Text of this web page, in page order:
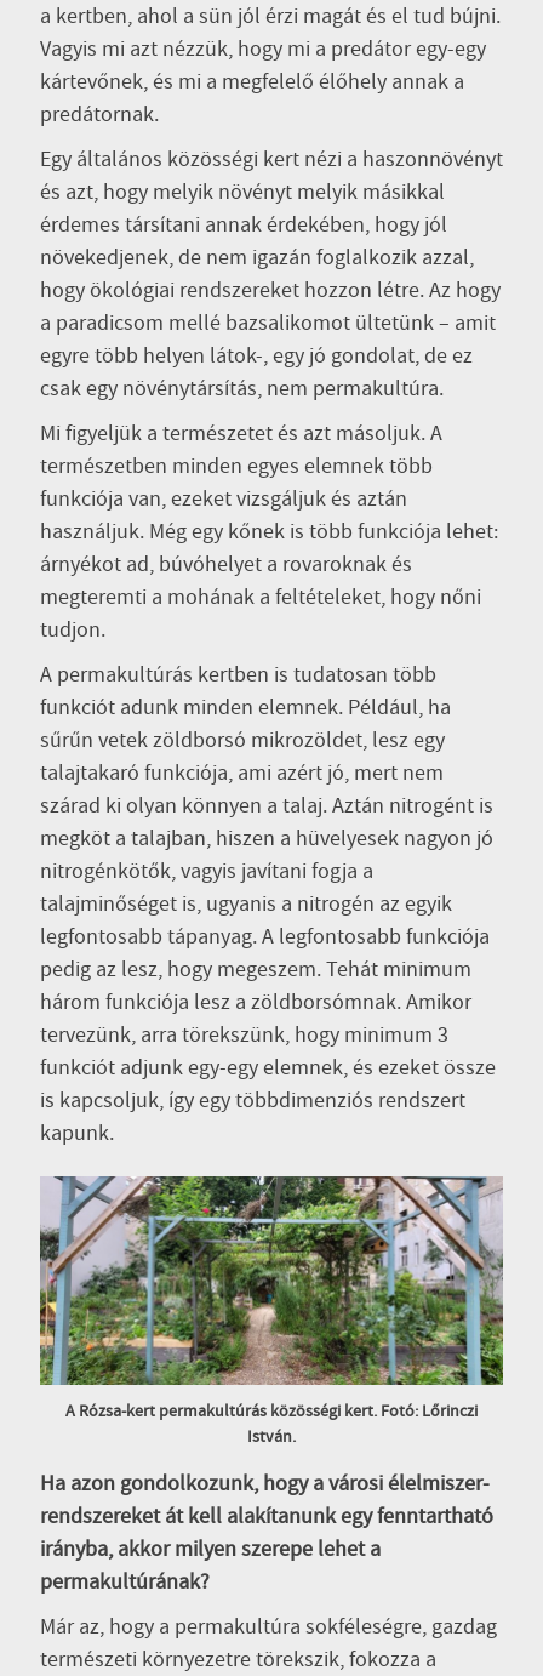
a kertben, ahol a sün jól érzi magát és el tud bújni.
Vagyis mi azt nézzük, hogy mi a predátor egy-egy
kártevőnek, és mi a megfelelő élőhely annak a
predátornak.
Egy általános közösségi kert nézi a haszonnövényt
és azt, hogy melyik növényt melyik másikkal
érdemes társítani annak érdekében, hogy jól
növekedjenek, de nem igazán foglalkozik azzal,
hogy ökológiai rendszereket hozzon létre. Az hogy
a paradicsom mellé bazsalikomot ültetünk – amit
egyre több helyen látok-, egy jó gondolat, de ez
csak egy növénytársítás, nem permakultúra.
Mi figyeljük a természetet és azt másoljuk. A
természetben minden egyes elemnek több
funkciója van, ezeket vizsgáljuk és aztán
használjuk. Még egy kőnek is több funkciója lehet:
árnyékot ad, búvóhelyet a rovaroknak és
megteremti a mohának a feltételeket, hogy nőni
tudjon.
A permakultúrás kertben is tudatosan több
funkciót adunk minden elemnek. Például, ha
sűrűn vetek zöldborsó mikrozöldet, lesz egy
talajtakaró funkciója, ami azért jó, mert nem
szárad ki olyan könnyen a talaj. Aztán nitrogént is
megköt a talajban, hiszen a hüvelyesek nagyon jó
nitrogénkötők, vagyis javítani fogja a
talajminőséget is, ugyanis a nitrogén az egyik
legfontosabb tápanyag. A legfontosabb funkciója
pedig az lesz, hogy megeszem. Tehát minimum
három funkciója lesz a zöldborsómnak. Amikor
tervezünk, arra törekszünk, hogy minimum 3
funkciót adjunk egy-egy elemnek, és ezeket össze
is kapcsoljuk, így egy többdimenziós rendszert
kapunk.
A Rózsa-kert permakultúrás közösségi kert. Fotó: Lőrinczi
István.
Ha azon gondolkozunk, hogy a városi élelmiszer-
rendszereket át kell alakítanunk egy fenntartható
irányba, akkor milyen szerepe lehet a
permakultúrának?
Már az, hogy a permakultúra sokféleségre, gazdag
természeti környezetre törekszik, fokozza a